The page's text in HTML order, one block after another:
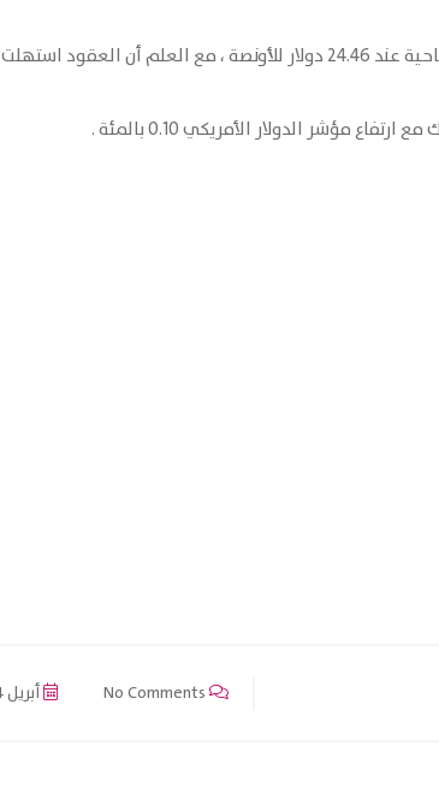
عند 24.38دولار للأونصة مقارنة مع الافتتاحية عند 24.46 دولار للأونصة ، مع العلم أن العقود استهلت
مؤشر الدولار الأمريكي 0.10 بالمئة .
أبريل 4، 2021